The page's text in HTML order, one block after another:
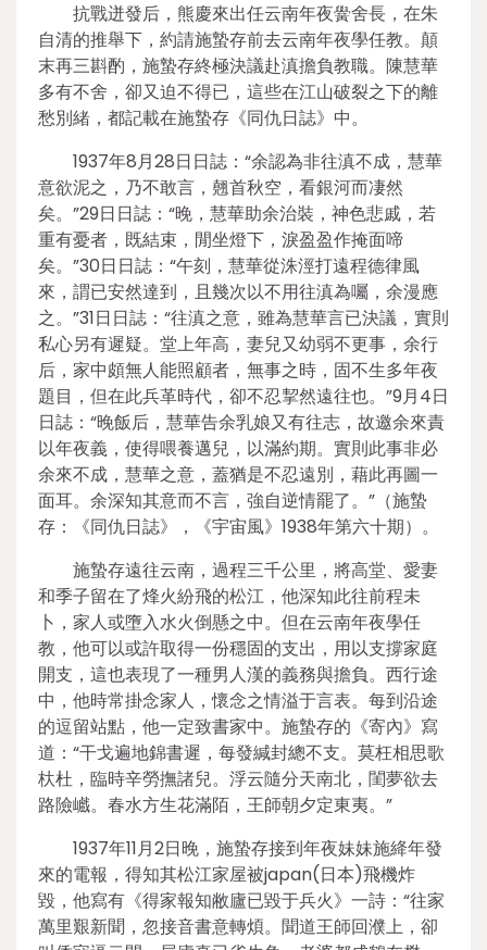
抗戰迸發后，熊慶來出任云南年夜黌舍長，在朱
自清的推舉下，約請施蟄存前去云南年夜學任教。顛
末再三斟酌，施蟄存終極決議赴滇擔負教職。陳慧華
多有不舍，卻又迫不得已，這些在江山破裂之下的離
愁別緒，都記載在施蟄存《同仇日誌》中。
1937年8月28日日誌：“余認為非往滇不成，慧華
意欲泥之，乃不敢言，翹首秋空，看銀河而凄然
矣。”29日日誌：“晚，慧華助余治裝，神色悲戚，若
重有憂者，既結束，閒坐燈下，淚盈盈作掩面啼
矣。”30日日誌：“午刻，慧華從洙涇打遠程德律風
來，謂已安然達到，且幾次以不用往滇為囑，余漫應
之。”31日日誌：“往滇之意，雖為慧華言已決議，實則
私心另有遲疑。堂上年高，妻兒又幼弱不更事，余行
后，家中頗無人能照顧者，無事之時，固不生多年夜
題目，但在此兵革時代，卻不忍挈然遠往也。”9月4日
日誌：“晚飯后，慧華告余乳娘又有往志，故邀余來責
以年夜義，使得喂養邁兒，以滿約期。實則此事非必
余來不成，慧華之意，蓋猶是不忍遠別，藉此再圖一
面耳。余深知其意而不言，強自逆情罷了。”（施蟄
存：《同仇日誌》，《宇宙風》1938年第六十期）。
施蟄存遠往云南，過程三千公里，將高堂、愛妻
和季子留在了烽火紛飛的松江，他深知此往前程未
卜，家人或墮入水火倒懸之中。但在云南年夜學任
教，他可以或許取得一份穩固的支出，用以支撐家庭
開支，這也表現了一種男人漢的義務與擔負。西行途
中，他時常掛念家人，懷念之情溢于言表。每到沿途
的逗留站點，他一定致書家中。施蟄存的《寄內》寫
道：“干戈遍地錦書遲，每發緘封總不支。莫枉相思歌
杕杜，臨時辛勞撫諸兒。浮云隨分天南北，閨夢欲去
路險巇。春水方生花滿陌，王師朝夕定東夷。”
1937年11月2日晚，施蟄存接到年夜妹妹施絳年發
來的電報，得知其松江家屋被japan(日本)飛機炸
毀，他寫有《得家報知敝廬已毀于兵火》一詩：“往家
萬里艱新聞，忽接音書意轉煩。聞道王師回濮上，卻